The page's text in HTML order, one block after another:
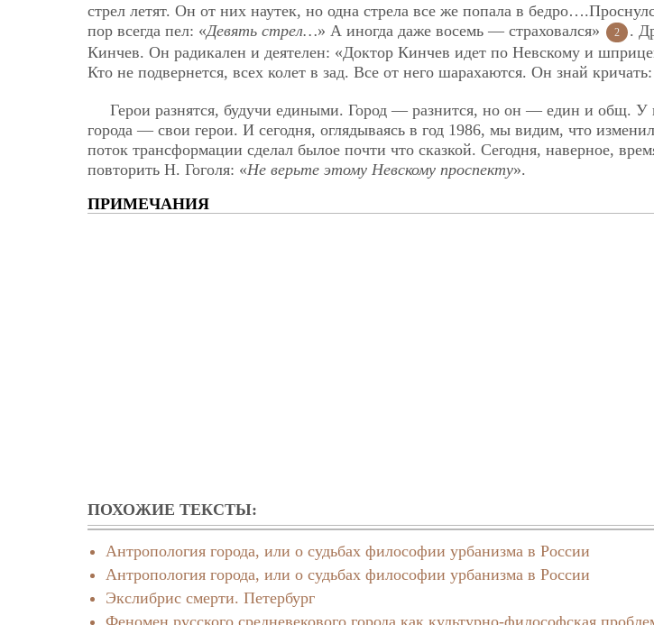
стрел летят. Он от них наутек, но одна стрела все же попала в
пор всегда пел: «Девять стрел…» А иногда даже восемь — страховался» 2
.
Кинчев. Он радикален и деятелен: «Доктор Кинчев идет по Невскому и
Кто не подвернется, всех колет в зад. Все от него шарахаются. Он знай
Герои разнятся, будучи едиными. Город — разнится, но он — един и общ. У
города — свои герои. И сегодня, оглядываясь в год 1986, мы видим, что
поток трансформации сделал былое почти что сказкой. Сегодня, наверное,
повторить Н. Гоголя: «Не верьте этому Невскому проспекту».
ПРИМЕЧАНИЯ
ПОХОЖИЕ ТЕКСТЫ:
Антропология города, или о судьбах философии урбанизма в России
Антропология города, или о судьбах философии урбанизма в России
Экслибрис смерти. Петербург